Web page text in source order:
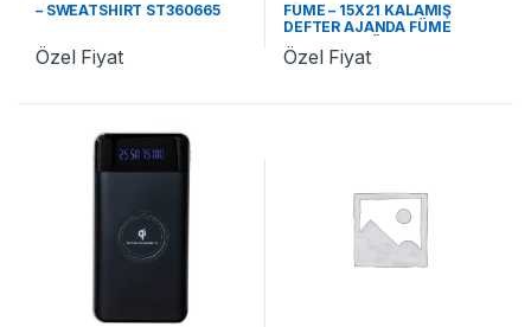
– SWEATSHIRT ST360665
Özel Fiyat
FÜME – 15X21 KALAMIŞ
DEFTER AJANDA FÜME
ST370242 FÜME
Özel Fiyat